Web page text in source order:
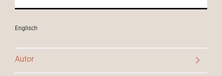
Englisch
Autor